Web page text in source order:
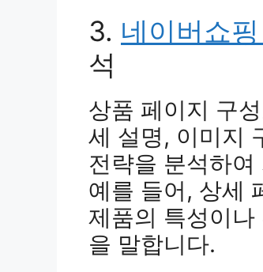
3. 네이버쇼
석
상품 페이지 구
세 설명, 이미지
전략을 분석하
예를 들어, 상세
제품의 특성이
을 말합니다.